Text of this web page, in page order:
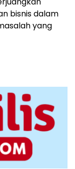
bisnis dalam
yang